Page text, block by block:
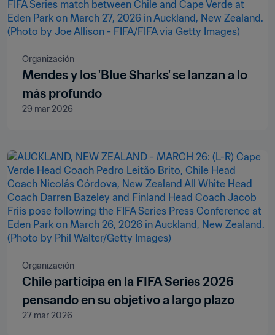
Organización
Mendes y los 'Blue Sharks' se lanzan a lo
más profundo
29 mar 2026
Organización
Chile participa en la FIFA Series 2026
pensando en su objetivo a largo plazo
27 mar 2026